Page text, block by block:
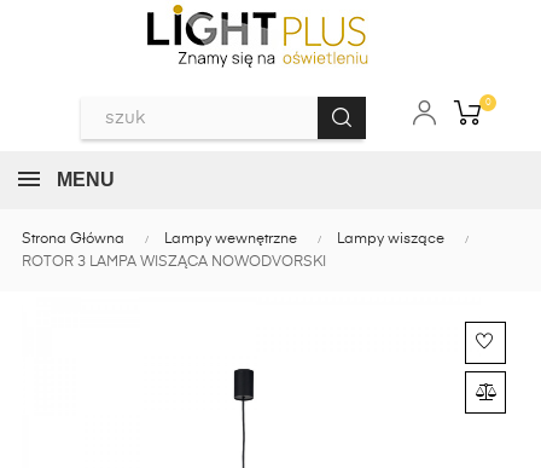
0
MENU
Strona Główna Lampy wewnętrzne
Lampy wiszące
ROTOR 3 LAMPA WISZĄCA NOWODVORSKI